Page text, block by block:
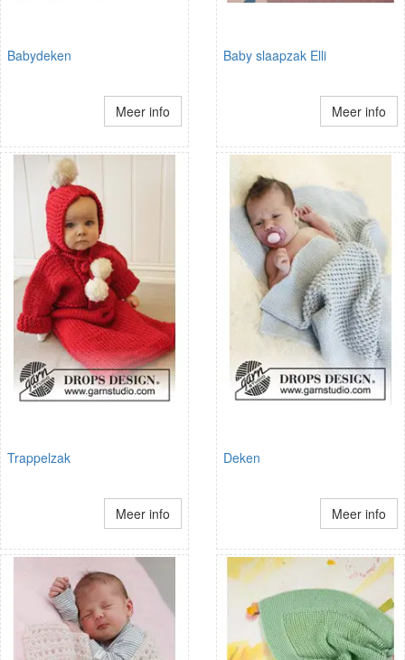
Babydeken
Meer info
Baby slaapzak Elli
Meer info
Trappelzak
Meer info
Deken
Meer info